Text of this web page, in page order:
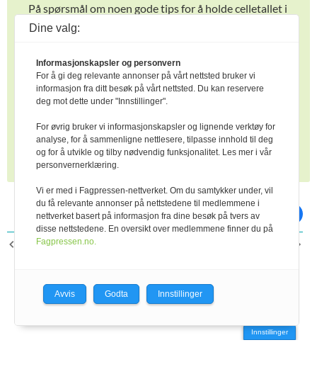
På spørsmål om noen gode tips for å holde celletallet i
besetningen lavt, svarer Tor Arne at ut fra hans
En god kutrafikk og alltid fôr på fôrbrettet er viktig.
Veterinæren forklarer dette med at når juret er tømt
går produksjonen opp til 9-10 liter raskt. Da øker
om å gjøre å sørge for at juret blir tømt så fort det
inneholder 9 – 10 liter melk.
FORRIGE ARTIKKEL
klimagassutslipp
Innstillinger
Dine valg:
Informasjonskapsler og personvern
For å gi deg relevante annonser på vårt nettsted bruker vi
informasjon fra ditt besøk på vårt nettsted. Du kan reservere
deg mot dette under "Innstillinger".
For øvrig bruker vi informasjonskapsler og lignende verktøy for
analyse, for å sammenligne nettlesere, tilpasse innhold til deg
og for å utvikle og tilby nødvendig funksjonalitet. Les mer i vår
personvernerklæring.
Vi er med i Fagpressen-nettverket. Om du samtykker under, vil
du få relevante annonser på nettstedene til medlemmene i
nettverket basert på informasjon fra dine besøk på tvers av
disse nettstedene. En oversikt over medlemmene finner du på
Fagpressen.no.
Avvis Godta Innstillinger